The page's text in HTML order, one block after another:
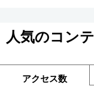
人気のコン
アクセス数